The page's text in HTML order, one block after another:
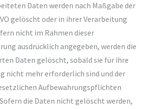
Daten werden nach Maßgabe der
gelöscht oder in ihrer Verarbeitung
nicht im Rahmen dieser
ausdrücklich angegeben, werden die
Daten gelöscht, sobald sie für ihre
nicht mehr erforderlich sind und der
Aufbewahrungspflichten
die Daten nicht gelöscht werden,